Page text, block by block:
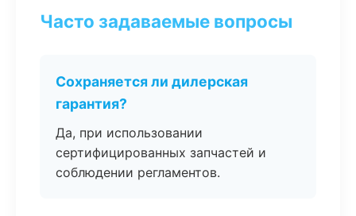
Часто задаваемые вопросы
Сохраняется ли дилерская
гарантия?
Да, при использовании
сертифицированных запчастей и
соблюдении регламентов.